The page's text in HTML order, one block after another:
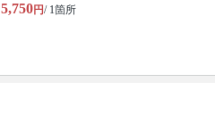
5,750円/ 1箇所